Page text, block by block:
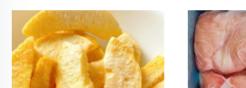
kg saldēta jūras apelsīnbarka
persiku
žāvēti